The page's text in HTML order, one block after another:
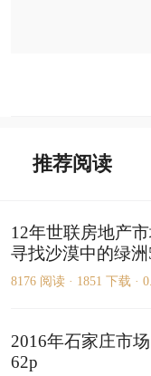
推荐阅读
12年世联房地产
寻找沙漠中的绿洲
8176 阅读 · 1851 下载 ·
2016年石家庄市
62p